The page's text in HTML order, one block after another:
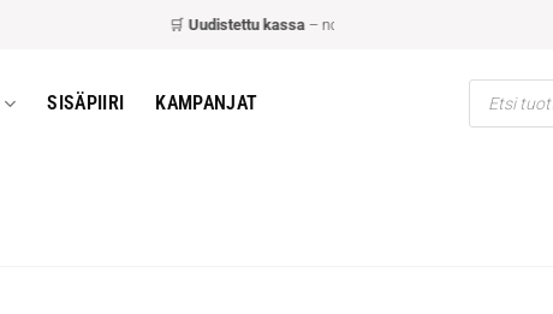
Uudistettu kassa– nopeampi ja helpompi maksaminen
SISÄPIIRI KAMPANJAT
Products
search